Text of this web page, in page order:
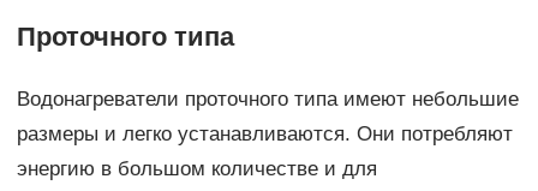
Проточного типа
Водонагреватели проточного типа имеют небольшие
размеры и легко устанавливаются. Они потребляют
энергию в большом количестве и для